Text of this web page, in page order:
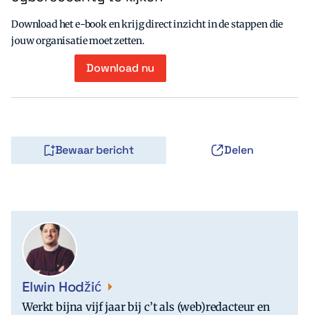
Download het e-book en krijg direct inzicht in de stappen die
jouw organisatie moet zetten.
Download nu
Bewaar bericht Delen
Elwin Hodžić
Werkt bijna vijf jaar bij c’t als (web)redacteur en